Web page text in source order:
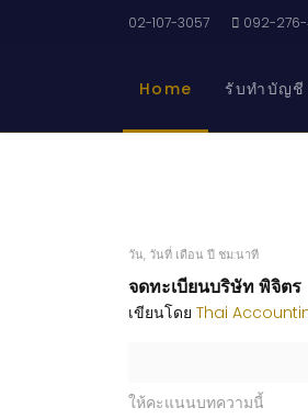
02-107-3057 092-
Home รับทำบัญชี
วัน, วันที่ เดือน ปี ชม:นาที
จดทะเบียนบริษัท พิจิตร
เขียนโดย Thai
ให้คะแนนบทความนี้